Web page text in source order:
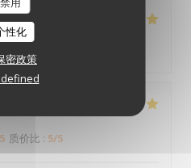
性化
密政策
质价比
质价比 : 5/5